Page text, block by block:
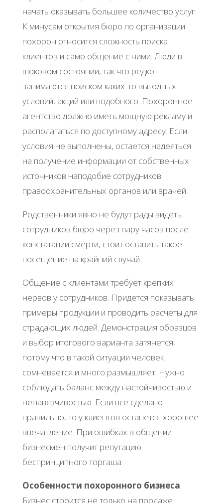
начать оказывать большее количество услуг.
К минусам открытия бюро по организации
похорон относится сложность поиска
клиентов и само общение с ними. Люди в
шоковом состоянии, так что редко
занимаются поиском каких-то выгодных
условий, акций или подобного. Похоронное
агентство должно иметь мощную рекламу и
располагаться по доступному адресу. Если
условия не выполнены, остается надеяться
на получение информации от собственных
источников наподобие сотрудников
правоохранительных органов или врачей.
Родственники явно не будут рады видеть
сотрудников бюро через пару часов после
констатации смерти, стоит оставить такое
посещение на крайний случай.
Общение с клиентами требует крепких
нервов у сотрудников. Придется показывать
примеры продукции и проводить расчеты для
страдающих людей. Демонстрация образцов
и выбор итогового варианта затянется,
потому что в такой ситуации человек
сомневается и много размышляет. Нужно
соблюдать баланс между настойчивостью и
ненавязчивостью. Если все сделано
правильно, то у клиентов останется хорошее
впечатление. При ошибках в общении
бизнесмен получит репутацию
беспринципного торгаша.
Особенности похоронного бизнеса
Бизнес строится не только на продаже